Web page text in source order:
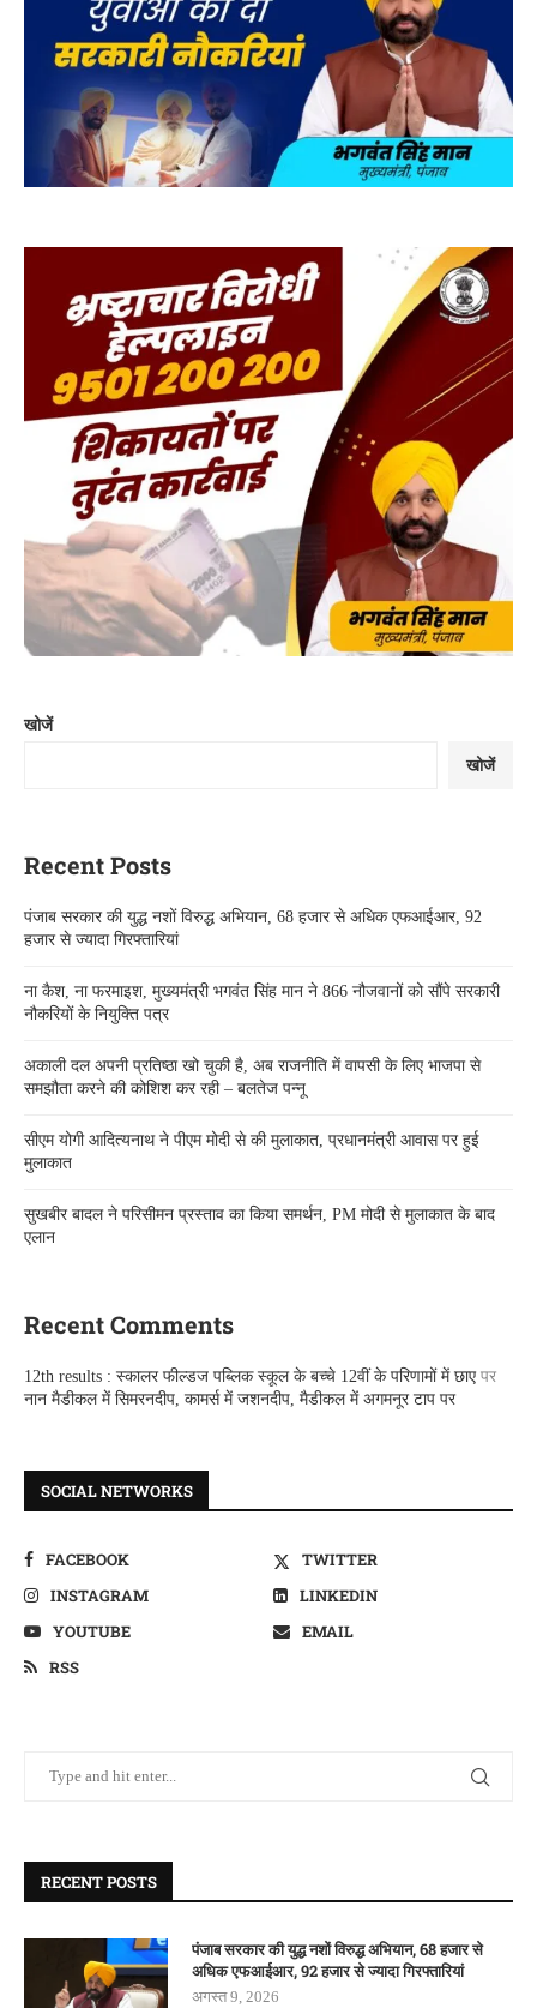
खोजें
खोजें
Recent Posts
पंजाब सरकार की युद्ध नशों विरुद्ध अभियान, 68 हजार से अधिक एफआईआर, 92
हजार से ज्यादा गिरफ्तारियां
ना कैश, ना फरमाइश, मुख्यमंत्री भगवंत सिंह मान ने 866 नौजवानों को सौंपे सरकारी
नौकरियों के नियुक्ति पत्र
अकाली दल अपनी प्रतिष्ठा खो चुकी है, अब राजनीति में वापसी के लिए भाजपा से
समझौता करने की कोशिश कर रही – बलतेज पन्नू
सीएम योगी आदित्यनाथ ने पीएम मोदी से की मुलाकात, प्रधानमंत्री आवास पर हुई
मुलाकात
सुखबीर बादल ने परिसीमन प्रस्ताव का किया समर्थन, PM मोदी से मुलाकात के बाद
एलान
Recent Comments
12th results : स्कालर फील्डज पब्लिक स्कूल के बच्चे 12वीं के परिणामों में छाएपर
नान मैडीकल में सिमरनदीप, कामर्स में जशनदीप, मैडीकल में अगमनूर टाप पर
SOCIAL NETWORKS
FACEBOOK
TWITTER
INSTAGRAM
LINKEDIN
YOUTUBE
EMAIL
RSS
RECENT POSTS
पंजाब सरकार की युद्ध नशों विरुद्ध अभियान, 68 हजार से
अधिक एफआईआर, 92 हजार से ज्यादा गिरफ्तारियां
अगस्त 9, 2026